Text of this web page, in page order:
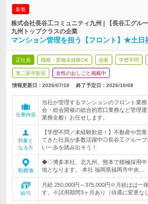
新着
株式会社長谷工コミュニティ九州 | 【長谷工グル
九州トップクラスの企業
マンション管理を担う【フロント】★土
正社員 職種・業種未経験OK 急募 学歴不問
第二新卒歓迎 女性のおしごと掲載中
情報更新日：2026/07/10 終了予定日： 2026/10/08
仕事内容
当社が管理するマンションのフロント業
会・総会開催の総合的窓口業務など管理
業務全般）お任せします。
対象と
なる方
【学歴不問／未経験歓迎！】不動産や営
てきた社員が多数活躍中◎長谷工グループ
い一歩を踏み出そう！
勤務地
◆◇博多本社、北九州、熊本で積極採用
地となります。 本社 福岡県福岡市中央…
給与
月給 250,000円～375,000円※月給はは一
す。※試用期間3ヶ月あり（待遇に変更な